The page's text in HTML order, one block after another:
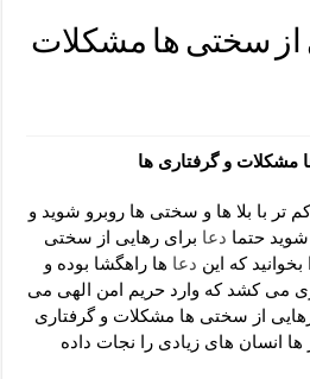
– دعای یا من اظهر الجمیل برای
آن ها – ذکر مخصوص مستجاب الدعوه
– دعای ترس و بی خوابی کودکان
چشم زخم – دعای چشم زخم ماشاالله
برای آرامش قلب و رفع اضطراب
روز – دعای ثروت حضرت سلیمان
از سختی ها مشکلات
مشکلات و گرفتاری ها
تر با بلا ها و سختی ها روبرو شوید و
حتما دعا برای رهایی از سختی
که این دعا ها راهگشا بوده و
می کشد که وارد حریم امن الهی می
از سختی ها مشکلات و گرفتاری
ها انسان های زیادی را نجات داده